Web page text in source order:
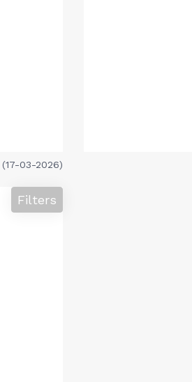
(17-03-2026)
Filters